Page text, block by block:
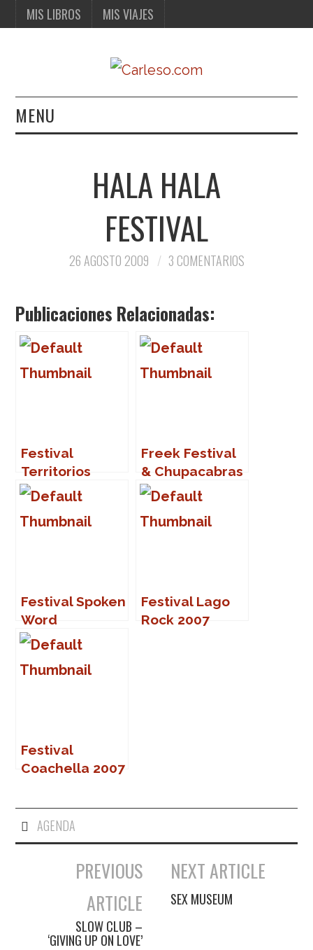
MIS LIBROS MIS VIAJES
MENU
MIS VIAJESHALA HALA
FESTIVAL
26 AGOSTO 2009 3 COMENTARIOS
Publicaciones Relacionadas:
Festival
Territorios
2008
Freek Festival
& Chupacabras
Sound System
Festival Spoken
Word
Festival Lago
Rock 2007
Festival
Coachella 2007
AGENDA
Navegación de entradas
PREVIOUS
ARTICLE
SLOW CLUB –
‘GIVING UP ON LOVE’
NEXT ARTICLE
SEX MUSEUM